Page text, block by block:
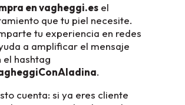
en vagheggi.es el
que tu piel necesite.
tu experiencia en redes
a amplificar el mensaje
el hashtag
.
cuenta: si ya eres cliente